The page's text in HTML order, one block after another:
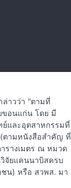
าวว่า "ตามที่
ขอนแก่น โดย มี
ย์และอุตสาหกรรมที่
ตามหนังสือสำคัญ ที่
รางเมตร ณ หมวด
จัยแคนนาบิสครบ
น) หรือ สวพส. มา